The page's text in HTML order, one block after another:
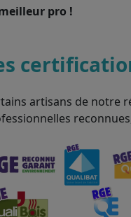
pro !
artisans de notre